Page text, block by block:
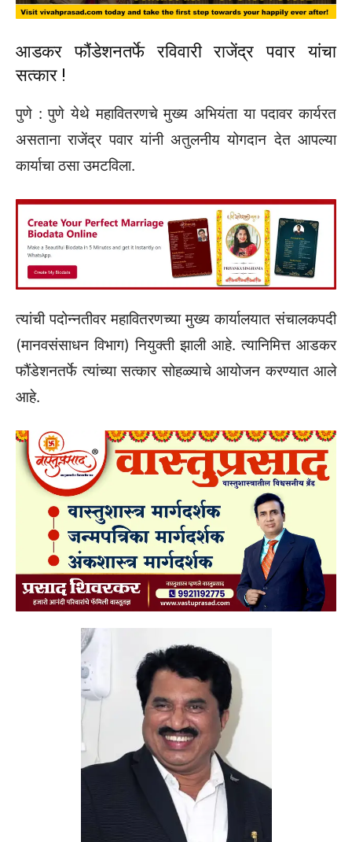
आडकर फौंडेशनतर्फे रविवारी राजेंद्र पवार यांचा
सत्कार !
पुणे : पुणे येथे महावितरणचे मुख्य अभियंता या पदावर कार्यरत
असताना राजेंद्र पवार यांनी अतुलनीय योगदान देत आपल्या
कार्याचा ठसा उमटविला.
त्यांची पदोन्नतीवर महावितरणच्या मुख्य कार्यालयात संचालकपदी
(मानवसंसाधन विभाग) नियुक्ती झाली आहे. त्यानिमित्त आडकर
फौंडेशनतर्फे त्यांच्या सत्कार सोहळ्याचे आयोजन करण्यात आले
आहे.